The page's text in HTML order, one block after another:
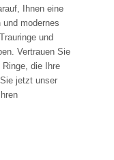
Ihnen eine
modernes
und
Vertrauen Sie
die Ihre
jetzt unser